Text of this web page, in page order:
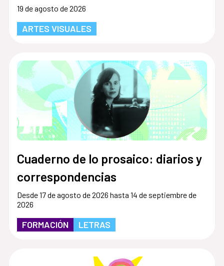
19 de agosto de 2026
ARTES VISUALES
Cuaderno de lo prosaico: diarios y
correspondencias
Desde 17 de agosto de 2026 hasta 14 de septiembre de
2026
FORMACIÓN LETRAS